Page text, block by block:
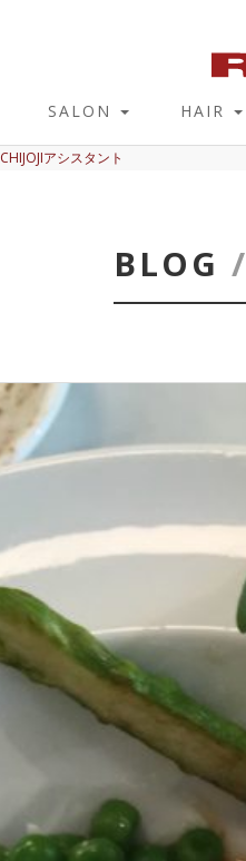
SALON HAIR
アシスタント
BLOG /